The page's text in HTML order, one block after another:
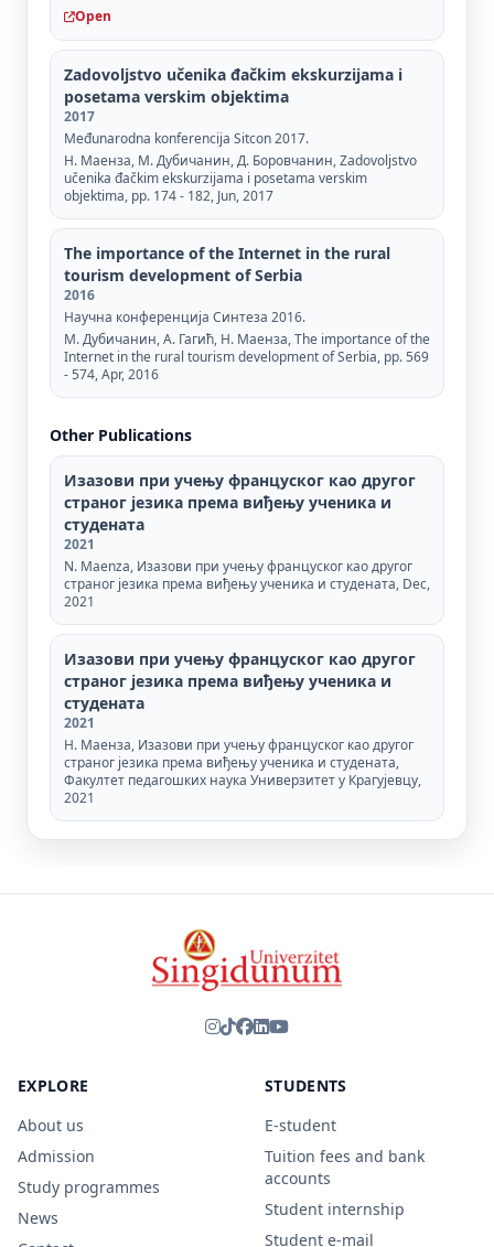
Open
Zadovoljstvo učenika đačkim ekskurzijama i
posetama verskim objektima
2017
Međunarodna konferencija Sitcon 2017.
Н. Маенза, М. Дубичанин, Д. Боровчанин, Zadovoljstvo
učenika đačkim ekskurzijama i posetama verskim
objektima, pp. 174 - 182, Jun, 2017
The importance of the Internet in the rural
tourism development of Serbia
2016
Научна конференција Синтеза 2016.
M. Дубичанин, А. Гагић, Н. Маенза, The importance of the
Internet in the rural tourism development of Serbia, pp. 569
- 574, Apr, 2016
Other Publications
Изазови при учењу француског као другог
страног језика према виђењу ученика и
студената
2021
N. Maenza, Изазови при учењу француског као другог
страног језика према виђењу ученика и студената, Dec,
2021
Изазови при учењу француског као другог
страног језика према виђењу ученика и
студената
2021
Н. Маенза, Изазови при учењу француског као другог
страног језика према виђењу ученика и студената,
Факултет педагошких наука Универзитет у Крагујевцу,
2021
EXPLORE
About us
Admission
Study programmes
News
STUDENTS
E-student
Tuition fees and bank
accounts
Student internship
Student e-mail